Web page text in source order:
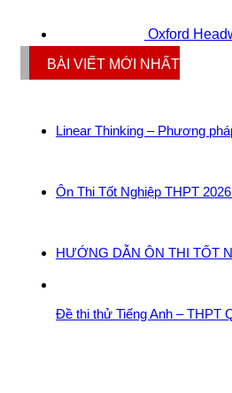
Oxford
BÀI VIẾT MỚI NHẤT
Linear Thinking – Phương
Ôn Thi Tốt Nghiệp THPT
HƯỚNG DẪN ÔN THI TỐT
Đề thi thử Tiếng Anh – THPT